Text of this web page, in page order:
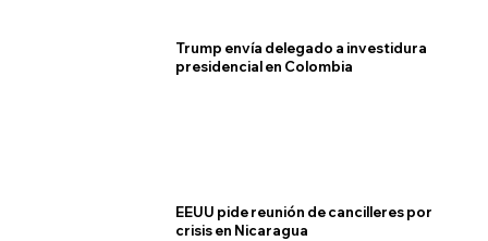
Trump envía delegado a investidura
presidencial en Colombia
EEUU pide reunión de cancilleres por
crisis en Nicaragua